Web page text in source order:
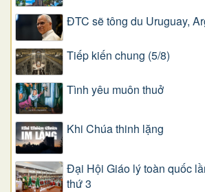
ĐTC sẽ tông du Uruguay,
Tiếp kiến chung (5/8)
Tình yêu muôn thuở
Khi Chúa thinh lặng
Đại Hội Giáo lý toàn quốc
thứ 3